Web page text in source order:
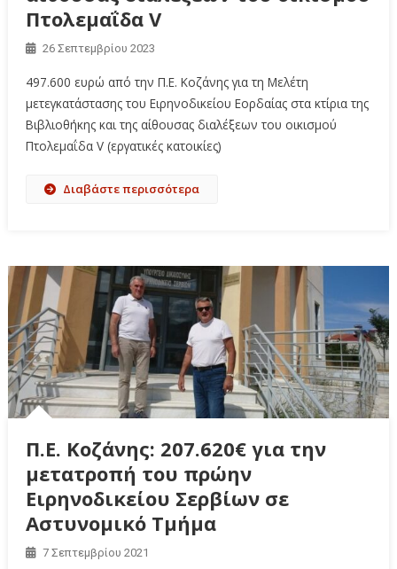
Πτολεμαΐδα V
26 Σεπτεμβρίου 2023
497.600 ευρώ από την Π.Ε. Κοζάνης για τη Μελέτη
μετεγκατάστασης του Ειρηνοδικείου Εορδαίας στα κτίρια της
Βιβλιοθήκης και της αίθουσας διαλέξεων του οικισμού
Πτολεμαΐδα V (εργατικές κατοικίες)
Διαβάστε περισσότερα
Π.Ε. Κοζάνης: 207.620€ για την
μετατροπή του πρώην
Ειρηνοδικείου Σερβίων σε
Αστυνομικό Τμήμα
7 Σεπτεμβρίου 2021